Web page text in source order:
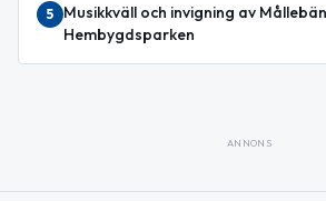
5
Musikkväll och invigning av
Hembygdsparken
ANNONS